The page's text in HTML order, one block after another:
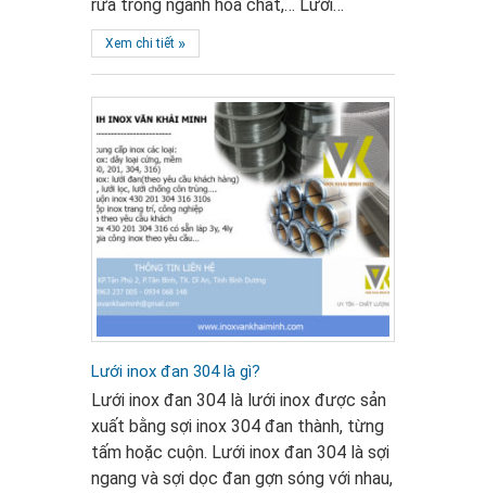
rửa trong ngành hóa chất,… Lưới…
Xem chi tiết »
Lưới inox đan 304 là gì?
Lưới inox đan 304 là lưới inox được sản
xuất bằng sợi inox 304 đan thành, từng
tấm hoặc cuộn. Lưới inox đan 304 là sợi
ngang và sợi dọc đan gợn sóng với nhau,